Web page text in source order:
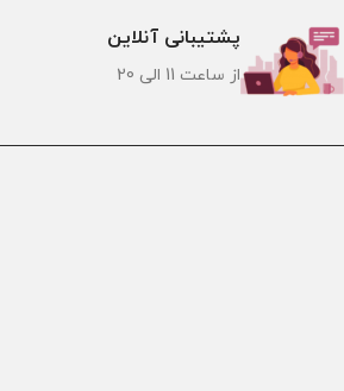
پشتیبانی آنلاین
از ساعت 11 الی 20